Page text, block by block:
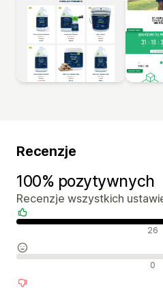
Recenzje
100% pozytywnych
Recenzje wszystkich
Pozytywne recenzje 26
Neutralne recenzje 0